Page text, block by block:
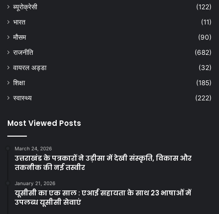
ब्यूरोक्रेसी
(122)
भारत
(11)
मौसम
(90)
राजनीति
(682)
वायरल अड्डा
(32)
शिक्षा
(185)
स्वास्थ्य
(222)
Most Viewed Posts
March 24, 2026
उत्तराखंड के पत्रकारों ने उड़ीसा में देखी संस्कृति, विकास और
तकनीक की नई तस्वीर
January 21, 2026
यूसीसी का एक साल : एआई सहायता के साथ 23 भाषाओं में
उपलब्ध यूसीसी सेवाएं